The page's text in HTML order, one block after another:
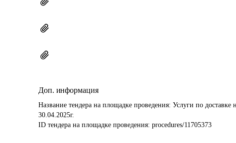
Доп. информация
Название тендера на площадке проведения: Услуги по
30.04.2025г.
ID тендера на площадке проведения: procedures/11705373